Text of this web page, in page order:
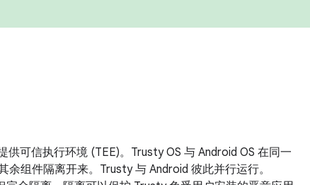
可信执行环境 (TEE)。Trusty OS 与 Android OS 在同一
组件隔离开来。Trusty 与 Android 彼此并行运行。